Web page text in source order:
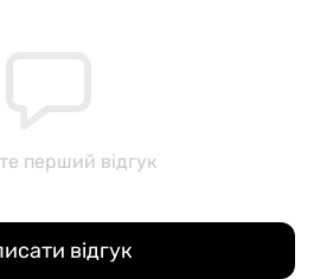
перший відгук
відгук